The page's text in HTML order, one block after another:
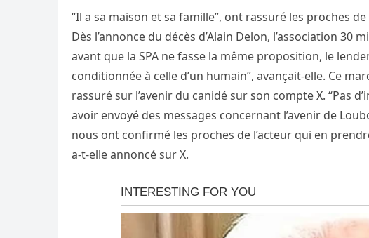
“Il a sa maison et sa famille”, ont rassuré les proches
Dès l’annonce du décès d’Alain Delon, l’association
avant que la SPA ne fasse la même proposition, le
conditionnée à celle d’un humain”, avançait-elle. Ce
rassuré sur l’avenir du canidé sur son compte X. “Pas
avoir envoyé des messages concernant l’avenir de
nous ont confirmé les proches de l’acteur qui en
a-t-elle annoncé sur X.